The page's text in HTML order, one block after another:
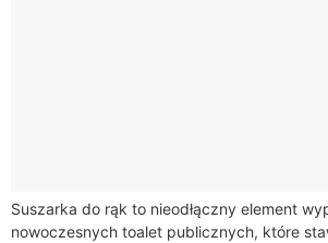
Suszarka do rąk to nieodłączny element
nowoczesnych toalet publicznych, które